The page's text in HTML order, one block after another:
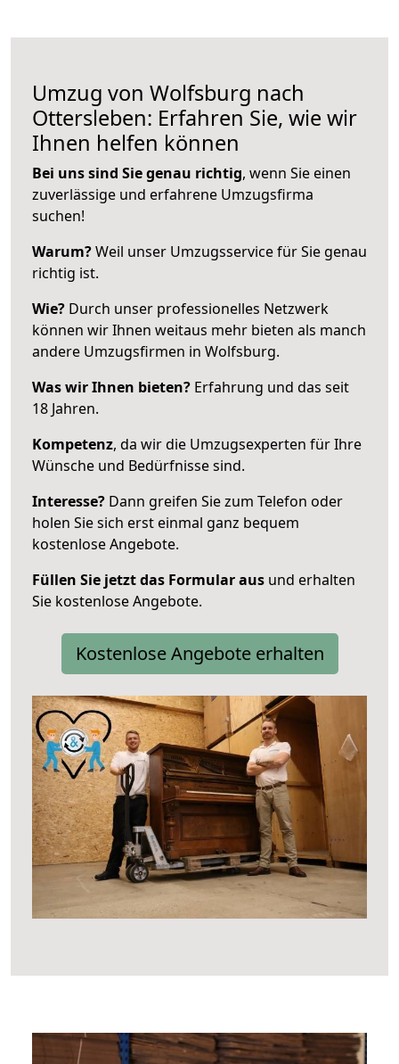
Umzug von Wolfsburg nach
Ottersleben: Erfahren Sie, wie wir
Ihnen helfen können
Bei uns sind Sie genau richtig, wenn Sie einen
zuverlässige und erfahrene Umzugsfirma
suchen!
Warum?Weil unser Umzugsservice für Sie genau
richtig ist.
Wie? Durch unser professionelles Netzwerk
können wir Ihnen weitaus mehr bieten als manch
andere Umzugsfirmen in Wolfsburg.
Was wir Ihnen bieten? Erfahrung und das seit
18 Jahren.
Kompetenz, da wir die Umzugsexperten für Ihre
Wünsche und Bedürfnisse sind.
Interesse? Dann greifen Sie zum Telefon oder
holen Sie sich erst einmal ganz bequem
kostenlose Angebote.
Füllen Sie jetzt das Formular aus und erhalten
Sie kostenlose Angebote.
Kostenlose Angebote erhalten